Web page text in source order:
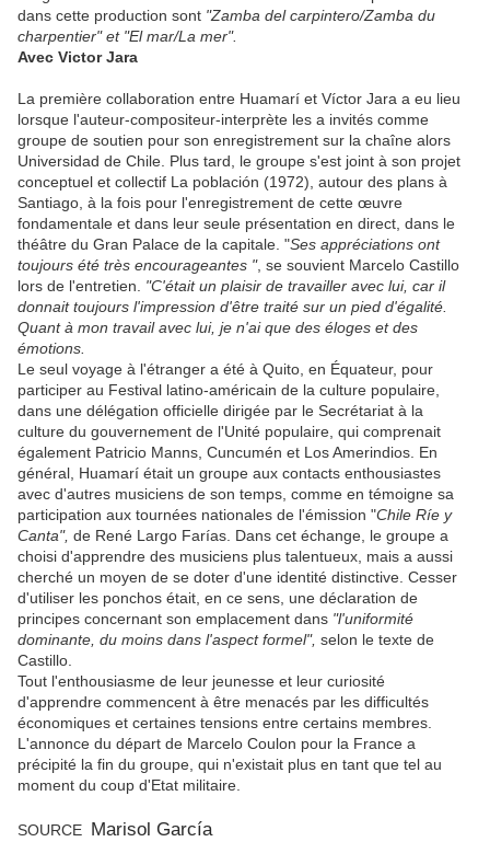
dans cette production sont "Zamba del carpintero/Zamba du
charpentier" et "El mar/La mer".
Avec Victor Jara
La première collaboration entre Huamarí et Víctor Jara a eu lieu
lorsque l'auteur-compositeur-interprète les a invités comme
groupe de soutien pour son enregistrement sur la chaîne alors
Universidad de Chile. Plus tard, le groupe s'est joint à son projet
conceptuel et collectif La población (1972), autour des plans à
Santiago, à la fois pour l'enregistrement de cette œuvre
fondamentale et dans leur seule présentation en direct, dans le
théâtre du Gran Palace de la capitale. "Ses appréciations ont
toujours été très encourageantes ", se souvient Marcelo Castillo
lors de l'entretien. "C'était un plaisir de travailler avec lui, car il
donnait toujours l'impression d'être traité sur un pied d'égalité.
Quant à mon travail avec lui, je n'ai que des éloges et des
émotions.
Le seul voyage à l'étranger a été à Quito, en Équateur, pour
participer au Festival latino-américain de la culture populaire,
dans une délégation officielle dirigée par le Secrétariat à la
culture du gouvernement de l'Unité populaire, qui comprenait
également Patricio Manns, Cuncumén et Los Amerindios. En
général, Huamarí était un groupe aux contacts enthousiastes
avec d'autres musiciens de son temps, comme en témoigne sa
participation aux tournées nationales de l'émission "Chile Ríe y
Canta", de René Largo Farías. Dans cet échange, le groupe a
choisi d'apprendre des musiciens plus talentueux, mais a aussi
cherché un moyen de se doter d'une identité distinctive. Cesser
d'utiliser les ponchos était, en ce sens, une déclaration de
principes concernant son emplacement dans "l'uniformité
dominante, du moins dans l'aspect formel", selon le texte de
Castillo.
Tout l'enthousiasme de leur jeunesse et leur curiosité
d'apprendre commencent à être menacés par les difficultés
économiques et certaines tensions entre certains membres.
L'annonce du départ de Marcelo Coulon pour la France a
précipité la fin du groupe, qui n'existait plus en tant que tel au
moment du coup d'Etat militaire.
SOURCE
Marisol García